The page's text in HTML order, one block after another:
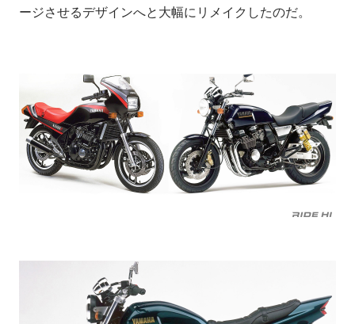
ージさせるデザインへと大幅にリメイクしたのだ。